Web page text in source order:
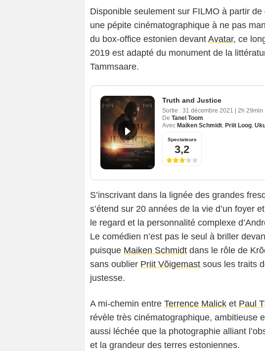
Disponible seulement sur FILMO à partir de
une pépite cinématographique à ne pas
du box-office estonien devant Avatar, ce
2019 est adapté du monument de la
Tammsaare.
Truth and Justice
Sortie : 31 décembre 2021
2h 29min
De Tanel Toom
Avec Maiken Schmidt, Priit Loog,
Spectateurs
3,2
S’inscrivant dans la lignée des grandes
s’étend sur 20 années de la vie d’un foyer
le regard et la personnalité complexe
Le comédien n’est pas le seul à briller
puisque Maiken Schmidt dans le rôle de
sans oublier Priit Võigemast sous les traits
justesse.
A mi-chemin entre Terrence Malick et Paul
révèle très cinématographique, ambitieuse
aussi léchée que la photographie alliant
et la grandeur des terres estoniennes.